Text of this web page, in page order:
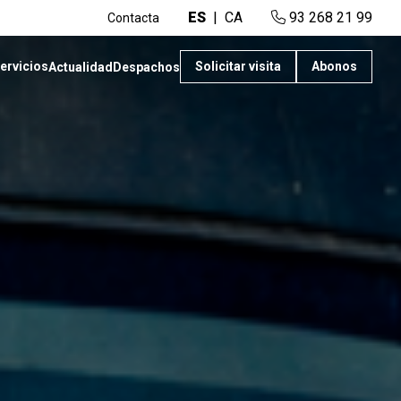
Contacta ES CA 93 268 21 99
Actualidad Despachos Solicitar visita Abonos